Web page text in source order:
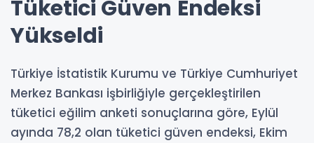
Tüketici Güven Endeksi
Yükseldi
Türkiye İstatistik Kurumu ve Türkiye Cumhuriyet
Merkez Bankası işbirliğiyle gerçekleştirilen
tüketici eğilim anketi sonuçlarına göre, Eylül
ayında 78,2 olan tüketici güven endeksi, Ekim